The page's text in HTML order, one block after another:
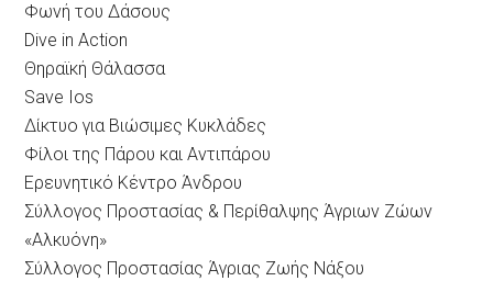
Φωνή του Δάσους
Dive in Action
Θηραϊκή Θάλασσα
Save Ios
Δίκτυο για Βιώσιμες Κυκλάδες
Φίλοι της Πάρου και Αντιπάρου
Ερευνητικό Κέντρο Άνδρου
Σύλλογος Προστασίας & Περίθαλψης Άγριων Ζώων
«Αλκυόνη»
Σύλλογος Προστασίας Άγριας Ζωής Νάξου